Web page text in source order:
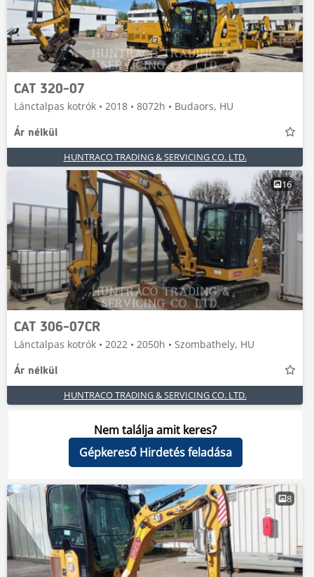
CAT 320-07
Lánctalpas kotrók • 2018 • 8072h • Budaors, HU
Ár nélkül
HUNTRACO TRADING & SERVICING CO. LTD.
16
CAT 306-07CR
Lánctalpas kotrók • 2022 • 2050h • Szombathely, HU
Ár nélkül
HUNTRACO TRADING & SERVICING CO. LTD.
Nem találja amit keres?
Gépkereső Hirdetés feladása
8